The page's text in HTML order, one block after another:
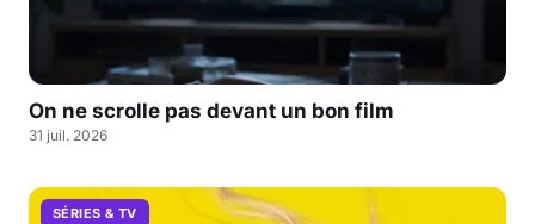
On ne scrolle pas devant un bon film
31 juil. 2026
SÉRIES & TV